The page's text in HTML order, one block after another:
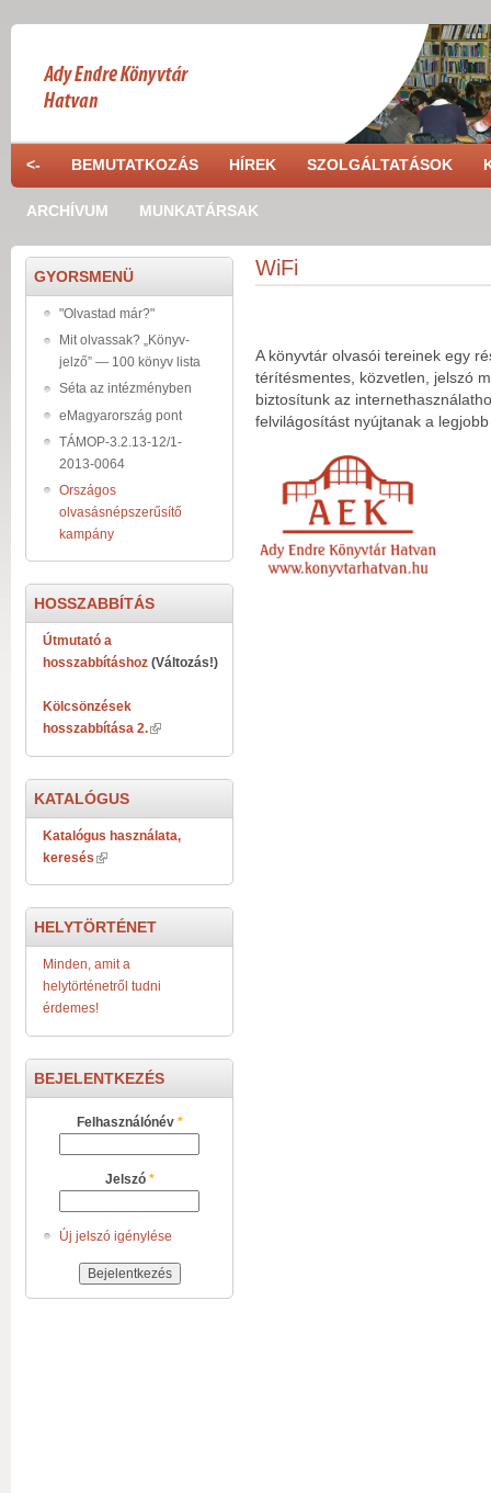
<- BEMUTATKOZÁS HÍREK SZOLGÁLTATÁSOK
ARCHÍVUM MUNKATÁRSAK
WiFi
A könyvtár olvasói tereinek egy
térítésmentes, közvetlen, jelszó
biztosítunk az
felvilágosítást nyújtanak a
GYORSMENÜ
"Olvastad már?"
Mit olvassak? „Könyv-
jelző” — 100 könyv lista
Séta az intézményben
eMagyarország pont
TÁMOP-3.2.13-12/1-
2013-0064
Országos
olvasásnépszerűsítő
kampány
HOSSZABBÍTÁS
Útmutató a
hosszabbításhoz (Változás!)
Kölcsönzések
hosszabbítása 2.
KATALÓGUS
Katalógus használata,
keresés
HELYTÖRTÉNET
Minden, amit a
helytörténetről tudni
érdemes!
BEJELENTKEZÉS
Felhasználónév *
Jelszó *
Új jelszó igénylése